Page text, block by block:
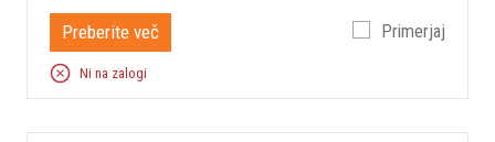
Preberite več Primerjaj
Ni na zalogi